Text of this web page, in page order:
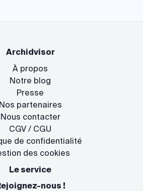
Archidvisor
À propos
Notre blog
Presse
Nos partenaires
Nous contacter
CGV / CGU
de confidentialité
des cookies
Le service
nous !